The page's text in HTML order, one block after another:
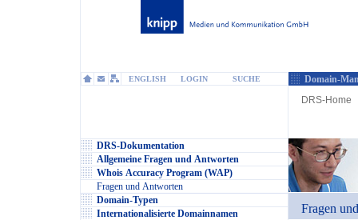
ENGLISH LOGIN SUCHE
Domain-
DRS-Home
DRS-Dokumentation
Allgemeine Fragen und Antworten
Whois Accuracy Program (WAP)
Fragen und Antworten
Domain-Typen
Internationalisierte Domainnamen
Fragen